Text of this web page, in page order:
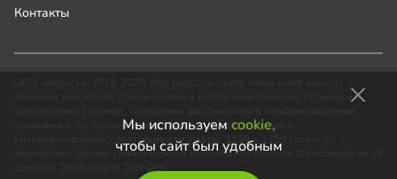
Мы используем cookie,
чтобы сайт был удобным
Контакты
включая текстовую, графическую и видео информацию, структуру и
законами и соглашениями об охране авторских прав и
интеллектуальной собственности (статьи 1259 и 1260 главы 70
«Авторское право» Гражданского Кодекса Российской Федерации от 18
декабря 2006 года N 230-ФЗ).